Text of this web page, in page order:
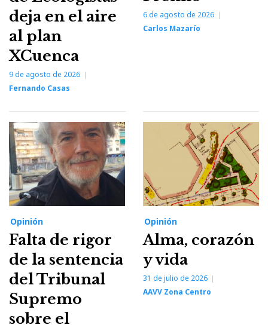
deja en el aire
al plan
XCuenca
9 de agosto de 2026
Fernando Casas
6 de agosto de 2026
Carlos Mazarío
Opinión
Falta de rigor
de la sentencia
del Tribunal
Supremo
sobre el
Opinión
Alma, corazón
y vida
31 de julio de 2026
AAVV Zona Centro